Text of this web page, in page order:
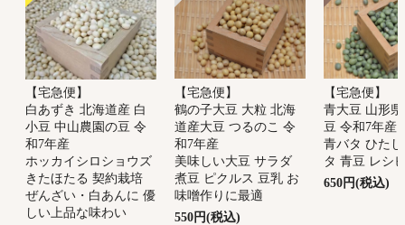
【宅急便】
白あずき 北海道産 白
小豆 中山農園の豆 令
和7年産
ホッカイシロショウズ
きたほたる 契約栽培
ぜんざい・白あんに 優
しい上品な味わい
【宅急便】
鶴の子大豆 大粒 北海
道産大豆 つるのこ 令
和7年産
美味しい大豆 サラダ
煮豆 ピクルス 豆乳 お
味噌作りに最適
550円(税込)
【宅急便】
青大豆 山形
豆 令和7年産
青バタ ひた
タ 青豆 レシ
650円(税込)